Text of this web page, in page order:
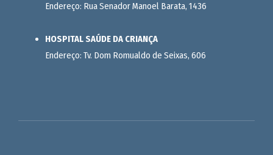
Endereço: Rua Senador Manoel Barata, 1436
HOSPITAL SAÚDE DA CRIANÇA
Endereço: Tv. Dom Romualdo de Seixas, 606